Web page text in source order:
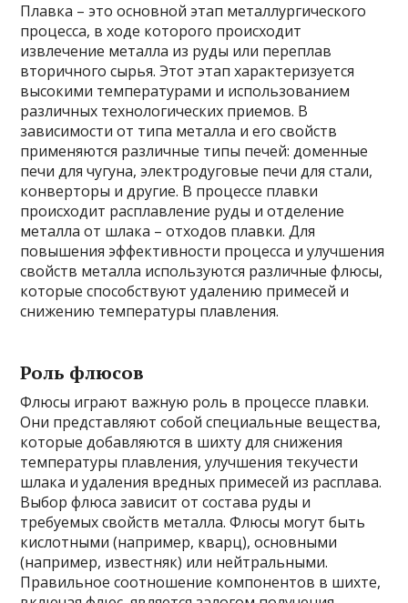
Плавка – это основной этап металлургического
процесса, в ходе которого происходит
извлечение металла из руды или переплав
вторичного сырья. Этот этап характеризуется
высокими температурами и использованием
различных технологических приемов. В
зависимости от типа металла и его свойств
применяются различные типы печей: доменные
печи для чугуна, электродуговые печи для стали,
конверторы и другие. В процессе плавки
происходит расплавление руды и отделение
металла от шлака – отходов плавки. Для
повышения эффективности процесса и улучшения
свойств металла используются различные флюсы,
которые способствуют удалению примесей и
снижению температуры плавления.
Роль флюсов
Флюсы играют важную роль в процессе плавки.
Они представляют собой специальные вещества,
которые добавляются в шихту для снижения
температуры плавления, улучшения текучести
шлака и удаления вредных примесей из расплава.
Выбор флюса зависит от состава руды и
требуемых свойств металла. Флюсы могут быть
кислотными (например, кварц), основными
(например, известняк) или нейтральными.
Правильное соотношение компонентов в шихте,